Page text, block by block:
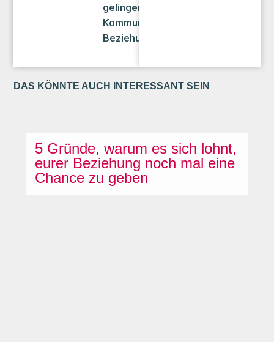
gelingende
Kommunikation und
Beziehungsgestaltung
DAS KÖNNTE AUCH INTERESSANT SEIN
5 Gründe, warum es sich lohnt,
eurer Beziehung noch mal eine
Chance zu geben